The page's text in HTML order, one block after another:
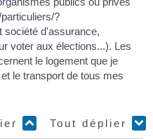
?
société d'assurance,
voter aux élections...). Les
le logement que je
le transport de tous mes
Tout déplier